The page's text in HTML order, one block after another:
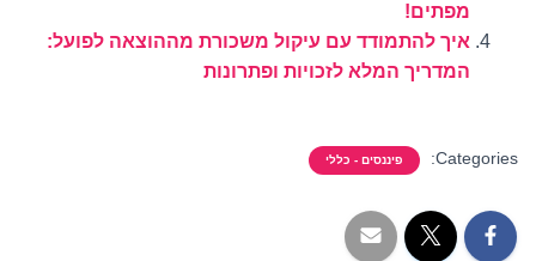
מפתים!
איך להתמודד עם עיקול משכורת מההוצאה לפועל:
המדריך המלא לזכויות ופתרונות
Categories: פיננסים - כללי